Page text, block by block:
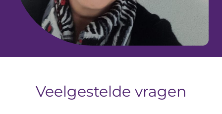
Veelgestelde vragen